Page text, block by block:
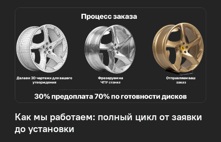
Как мы работаем: полный цикл от заявки
до установки